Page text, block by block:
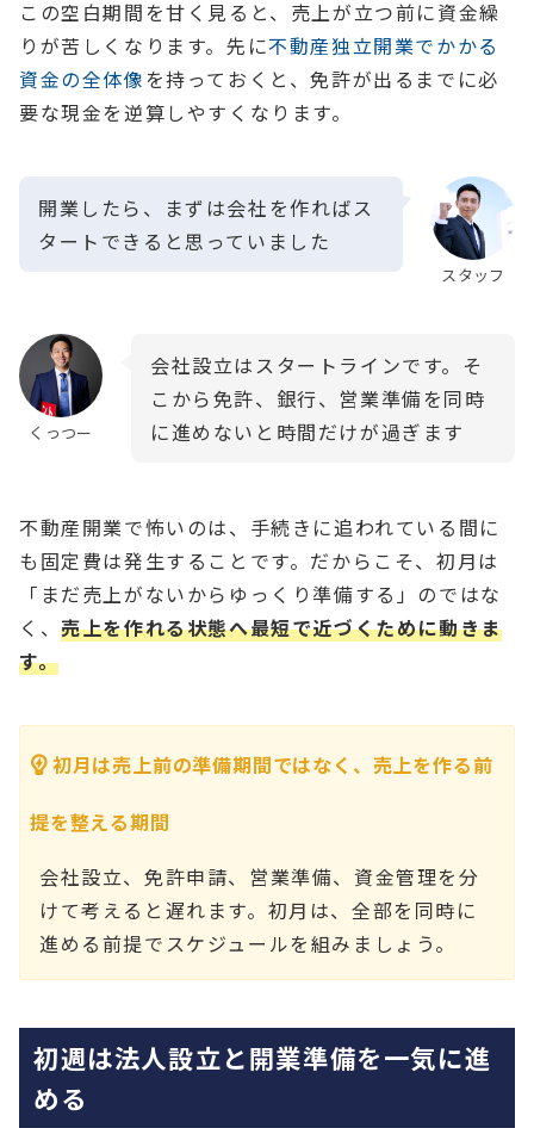
この空白期間を甘く見ると、売上が立つ前に資金繰
りが苦しくなります。先に不動産独立開業でかかる
資金の全体像を持っておくと、免許が出るまでに必
要な現金を逆算しやすくなります。
スタッフ
開業したら、まずは会社を作ればス
タートできると思っていました
くっつー
会社設立はスタートラインです。そ
こから免許、銀行、営業準備を同時
に進めないと時間だけが過ぎます
不動産開業で怖いのは、手続きに追われている間に
も固定費は発生することです。だからこそ、初月は
「まだ売上がないからゆっくり準備する」のではな
く、売上を作れる状態へ最短で近づくために動きま
す。
初月は売上前の準備期間ではなく、売上を作る前
提を整える期間
会社設立、免許申請、営業準備、資金管理を分
けて考えると遅れます。初月は、全部を同時に
進める前提でスケジュールを組みましょう。
初週は法人設立と開業準備を一気に進
める